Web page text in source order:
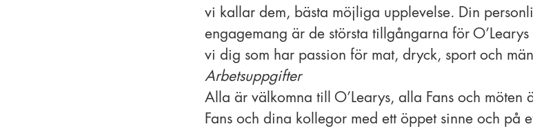
vi kallar dem, bästa möjliga upplevelse. Din
engagemang är de största tillgångarna för
vi dig som har passion för mat, dryck, sport och
Arbetsuppgifter
Alla är välkomna till O’Learys, alla Fans och möten
Fans och dina kollegor med ett öppet sinne och på